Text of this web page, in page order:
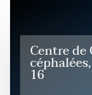
Centre
16